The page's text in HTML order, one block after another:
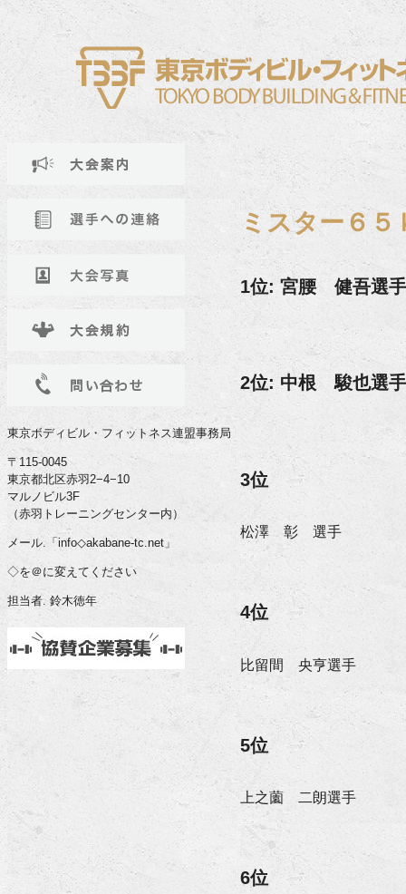
東京ボディビル・フィットネス連盟事務局
〒115-0045
東京都北区赤羽2−4−10
マルノビル3F
（赤羽トレーニングセンター内）
メール.「info◇akabane-tc.net」
◇を＠に変えてください
担当者. 鈴木徳年
ミスター６５
1位: 宮腰 健吾選手
2位: 中根 駿也選手
3位
松澤 彰 選手
4位
比留間 央亨選手
5位
上之薗 二朗選手
6位